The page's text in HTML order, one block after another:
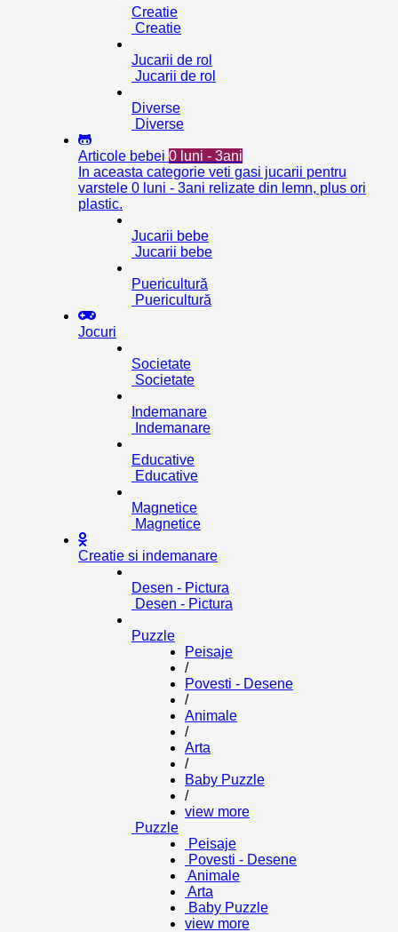
Creatie
Creatie
Jucarii de rol
Jucarii de rol
Diverse
Diverse
Articole bebei 0 luni - 3ani
In aceasta categorie veti gasi jucarii pentru
varstele 0 luni - 3ani relizate din lemn, plus ori
plastic.
Jucarii bebe
Jucarii bebe
Puericultură
Puericultură
Jocuri
Societate
Societate
Indemanare
Indemanare
Educative
Educative
Magnetice
Magnetice
Creatie si indemanare
Desen - Pictura
Desen - Pictura
Puzzle
Peisaje
/
Povesti - Desene
/
Animale
/
Arta
/
Baby Puzzle
/
view more
Puzzle
Peisaje
Povesti - Desene
Animale
Arta
Baby Puzzle
view more